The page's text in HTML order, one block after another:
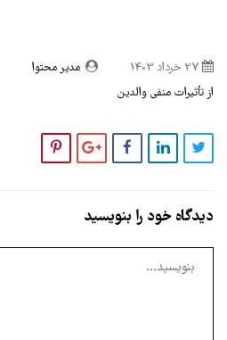
27 خرداد 1403 مدیر محتوا
از تأثیرات منفی والدین
دیدگاه خود را بنویسید